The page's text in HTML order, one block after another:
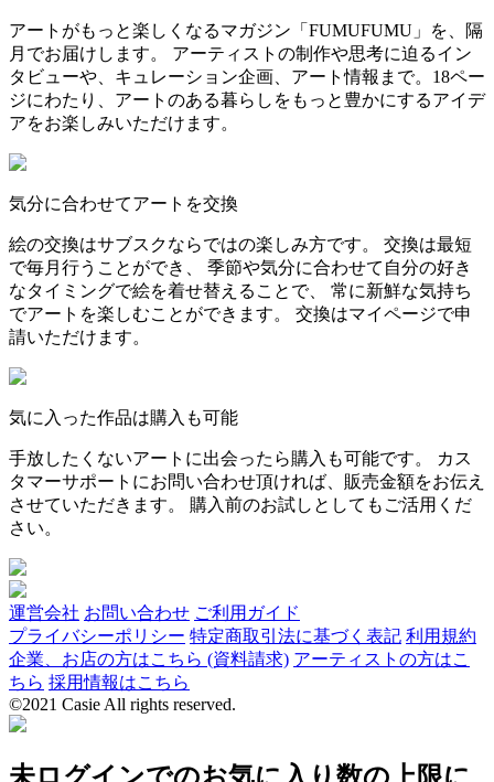
アートがもっと楽しくなるマガジン「FUMUFUMU」を、隔
月でお届けします。 アーティストの制作や思考に迫るイン
タビューや、キュレーション企画、アート情報まで。18ペー
ジにわたり、アートのある暮らしをもっと豊かにするアイデ
アをお楽しみいただけます。
気分に合わせてアートを交換
絵の交換はサブスクならではの楽しみ方です。 交換は最短
で毎月行うことができ、 季節や気分に合わせて自分の好き
なタイミングで絵を着せ替えることで、 常に新鮮な気持ち
でアートを楽しむことができます。 交換はマイページで申
請いただけます。
気に入った作品は購入も可能
手放したくないアートに出会ったら購入も可能です。 カス
タマーサポートにお問い合わせ頂ければ、販売金額をお伝え
させていただきます。 購入前のお試しとしてもご活用くだ
さい。
運営会社 お問い合わせ ご利用ガイド
プライバシーポリシー 特定商取引法に基づく表記 利用規約
企業、お店の方はこちら (資料請求) アーティストの方はこ
ちら 採用情報はこちら
©2021 Casie All rights reserved.
未ログインでのお気に入り数の上限に